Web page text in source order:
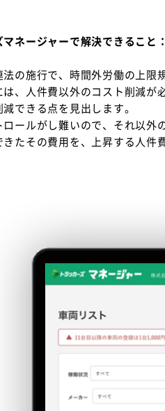
マネージャーで解決できること
の施行で、時間外労働の上限
は、人件費以外のコスト削減が
できる点を見出します。
ールがし難いので、それ以外
きたその費用を、上昇する人件